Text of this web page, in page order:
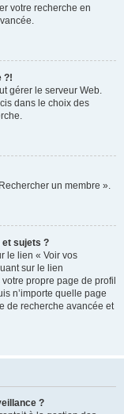
votre recherche en
?!
gérer le serveur Web.
dans le choix des
un membre ».
sujets ?
le lien « Voir vos
sur le lien
propre page de profil
n’importe quelle page
de recherche avancée et
?